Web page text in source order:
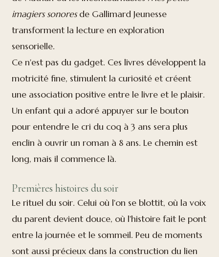
imagiers sonoresde Gallimard Jeunesse
transforment la lecture en exploration
sensorielle.
Ce n'est pas du gadget. Ces livres développent la
motricité fine, stimulent la curiosité et créent
une association positive entre le livre et le plaisir.
Un enfant qui a adoré appuyer sur le bouton
pour entendre le cri du coq à 3 ans sera plus
enclin à ouvrir un roman à 8 ans. Le chemin est
long, mais il commence là.
Premières histoires du soir
Le rituel du soir. Celui où l'on se blottit, où la voix
du parent devient douce, où l'histoire fait le pont
entre la journée et le sommeil. Peu de moments
sont aussi précieux dans la construction du lien